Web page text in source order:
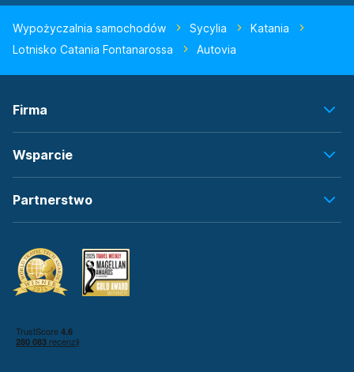
Wypożyczalnia samochodów Sycylia
Katania
Lotnisko Catania Fontanarossa
Autovia
Firma
Wsparcie
Partnerstwo